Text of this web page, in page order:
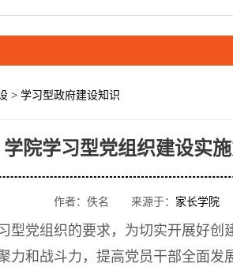
> 学习型政府建设知识
学院学习型党组织建设实
作者：佚名 来源于： 家长学院
党组织的要求，为切实开展好创
力和战斗力，提高党员干部全面发